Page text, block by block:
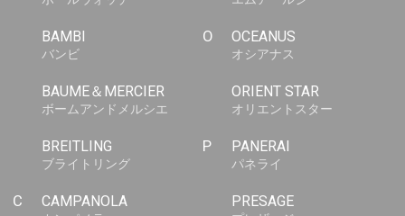
BAMBI
バンビ
BAUME＆MERCIER
ボームアンドメルシエ
BREITLING
ブライトリング
C CAMPANOLA
O OCEANUS
オシアナス
ORIENT STAR
オリエントスター
P PANERAI
パネライ
PRESAGE